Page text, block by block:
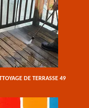
DE TERRASSE 49